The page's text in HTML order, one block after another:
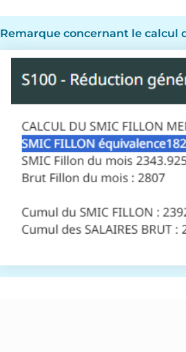
Remarque concernant le calcul